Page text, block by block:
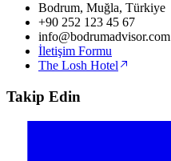
Bodrum, Muğla, Türkiye
+90 252 123 45 67
info@bodrumadvisor.com
İletişim Formu
The Losh Hotel
Takip Edin